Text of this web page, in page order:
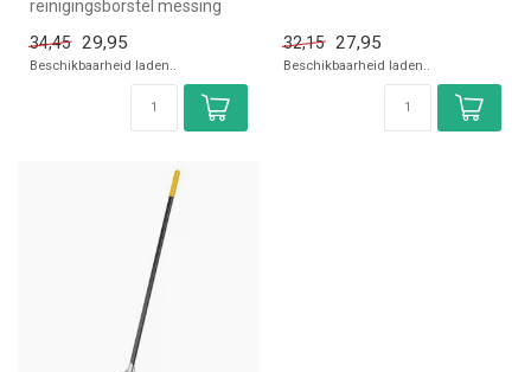
reinigingsborstel messing
34,45 29,95
Beschikbaarheid laden..
32,15 27,95
Beschikbaarheid laden..